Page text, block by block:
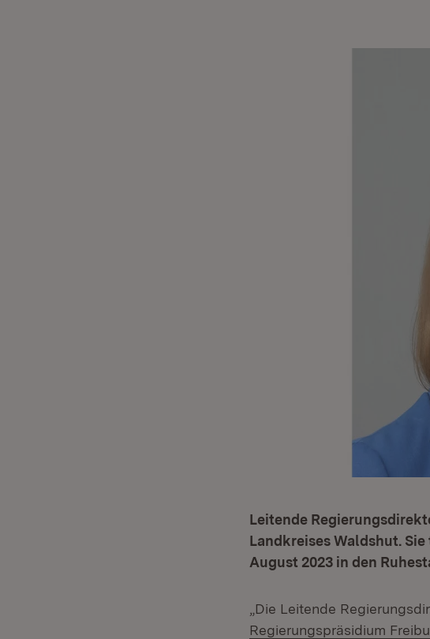
Leitende
Landkreises Waldshut.
August 2023 in den
„Die Leitende
Regierungspräsidium